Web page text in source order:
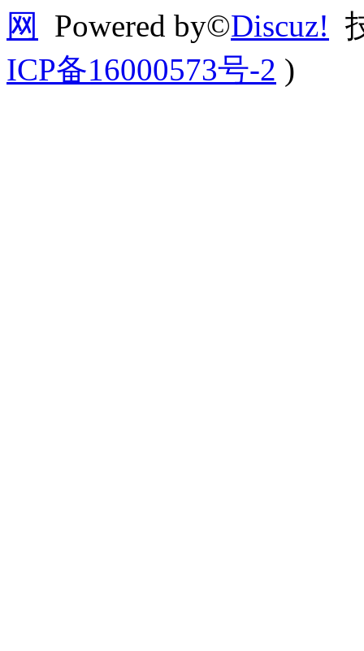
网
Powered by©Discuz!
ICP备16000573号-2 )